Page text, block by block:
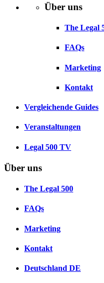
Über uns
The Legal
FAQs
Marketing
Kontakt
Vergleichende Guides
Veranstaltungen
Legal 500 TV
Über uns
The Legal 500
FAQs
Marketing
Kontakt
Deutschland DE